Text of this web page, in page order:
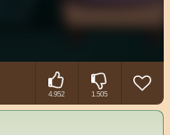
4.952 1.505